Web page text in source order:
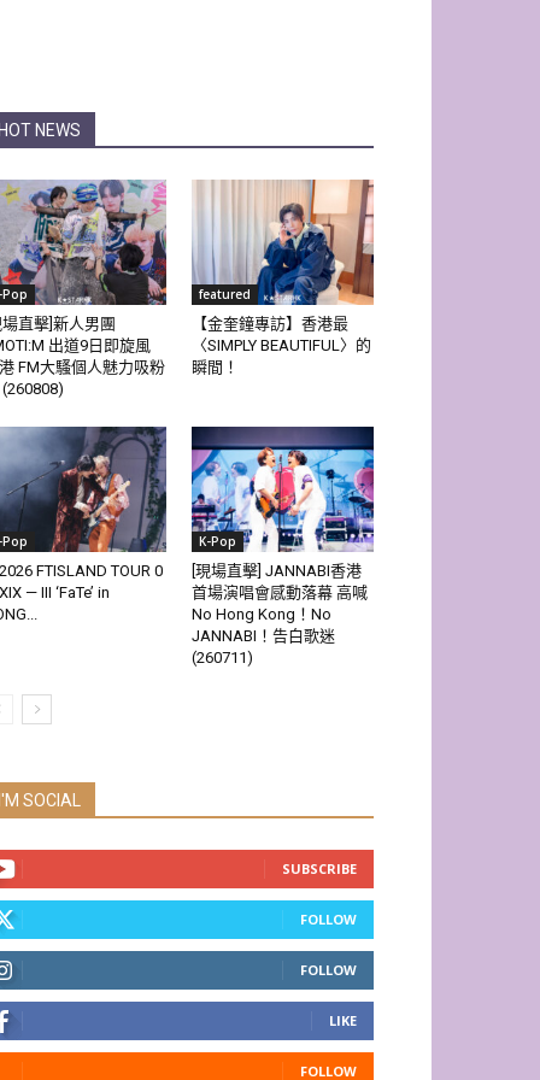
HOT NEWS
Pop
場直擊]新人男團
出道9日即旋風
FM大騷個人魅力吸粉
featured
【金奎鐘專訪】香港最
〈SIMPLY BEAUTIFUL〉的
瞬間！
Pop
2026 FTISLAND TOUR 0
— III ‘FaTe’ in
K-Pop
[現場直擊] JANNABI香港
首場演唱會感動落幕 高喊
No Hong Kong！No
JANNABI！告白歌迷
(260711)
I'M SOCIAL
SUBSCRIBE
FOLLOW
FOLLOW
LIKE
FOLLOW